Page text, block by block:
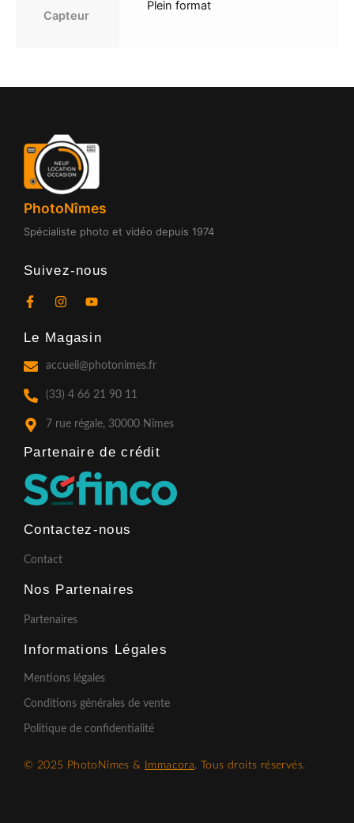
Capteur
Plein format
PhotoNîmes
Spécialiste photo et vidéo depuis 1974
Suivez-nous
F
e
o
o
k
-
f
I
t
g
a
m
Y
t
b
Le Magasin
accueil@photonimes.fr
(33) 4 66 21 90 11
7 rue régale, 30000 Nîmes
Partenaire de crédit​
Contactez-nous
Contact
Nos Partenaires
Partenaires
Informations Légales
Mentions légales
Conditions générales de vente
Politique de confidentialité
© 2025 PhotoNîmes & Immacora. Tous droits réservés.